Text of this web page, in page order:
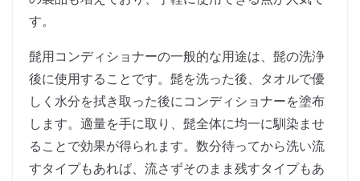
す。
髭用コンディショナーの一般的な用途は、髭の洗浄
後に使用することです。髭を洗った後、タオルで優
しく水分を拭き取った後にコンディショナーを塗布
します。適量を手に取り、髭全体に均一に馴染ませ
ることで効果が得られます。数分待ってから洗い流
すタイプもあれば、流さずそのまま残すタイプもあ